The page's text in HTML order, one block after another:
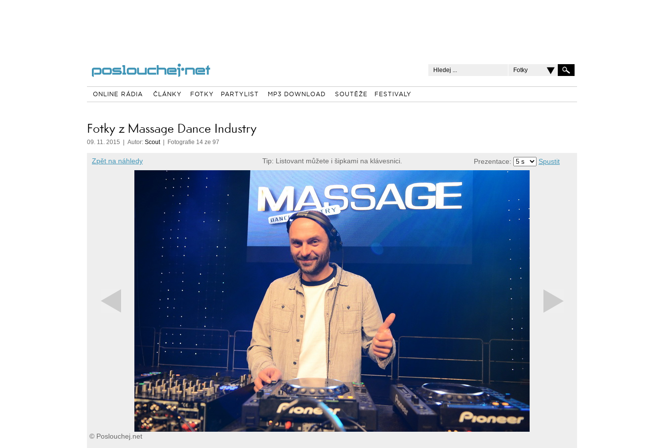
Fotky
ONLINE RÁDIA ČLÁNKY FOTKY PARTYLIST MP3 DOWNLOAD SOUTĚŽE FESTIVALY
Fotky z Massage Dance Industry
09. 11. 2015 | Autor: Scout| Fotografie 14 ze 97
Zpět na náhledy Tip: Listovant můžete i šipkami na klávesnici. Prezentace: Spustit
© Poslouchej.net